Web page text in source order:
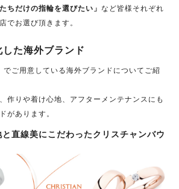
ちだけの指輪を選びたい」 など皆様それぞれ
でお選び頂きます。
た海外ブランド
ご用意している海外ブランドについてご紹
作りや着け心地、アフターメンテナンスにも
があります。
直線美にこだわったクリスチャンバウ